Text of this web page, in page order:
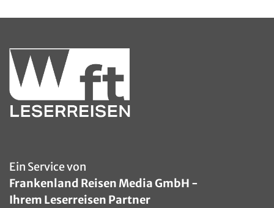
Ein Service von
Frankenland Reisen Media GmbH -
Ihrem Leserreisen Partner